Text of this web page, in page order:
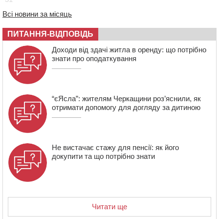
сплатили на Черкащині
06 СЕРПНЯ 2026, ЧЕТВЕР
21:13
Вісім медалей, з яких чотири золоті: черкаські
спортсмени тріумфували на чемпіонаті України
Всі новини за місяць
ПИТАННЯ-ВІДПОВІДЬ
Доходи від здачі житла в оренду: що потрібно
знати про оподаткування
“єЯсла”: жителям Черкащини роз’яснили, як
отримати допомогу для догляду за дитиною
Не вистачає стажу для пенсії: як його
докупити та що потрібно знати
Читати ще